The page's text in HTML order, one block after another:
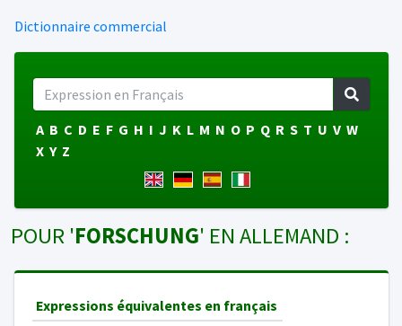
Dictionnaire commercial
A B C D E F G H I J K L M N O P Q R S T U V W
X Y Z
POUR 'FORSCHUNG' EN ALLEMAND :
Expressions équivalentes en français